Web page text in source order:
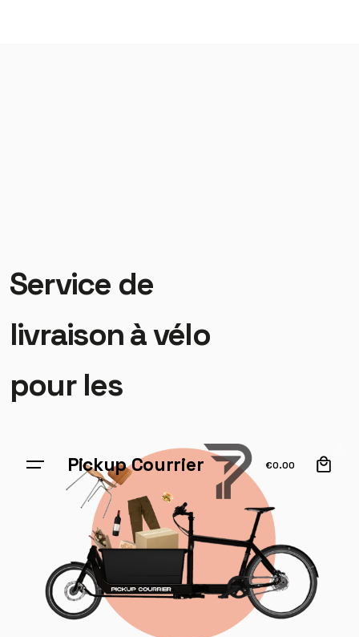
Pickup Courrier €0.00
Service de
livraison à vélo
pour les